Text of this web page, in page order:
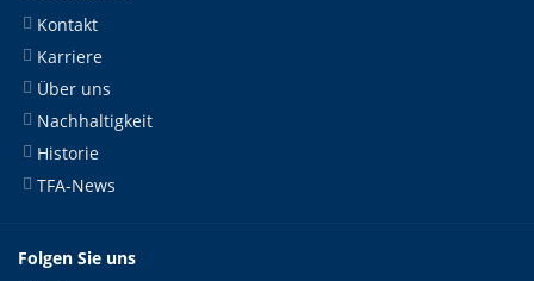
Kontakt
Karriere
Über uns
Nachhaltigkeit
Historie
TFA-News
Folgen Sie uns